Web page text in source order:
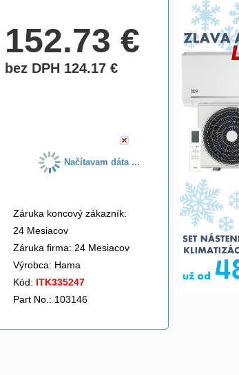
152.73€
bez DPH 124.17€
Načítavam dáta ...
Záruka koncový zákazník:
24 Mesiacov
Záruka firma: 24 Mesiacov
Výrobca: Hama
Kód: ITK335247
Part No.: 103146